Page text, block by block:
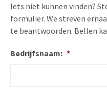
Iets niet kunnen vinden?
formulier. We streven
te beantwoorden. Bellen
Bedrijfsnaam: *
Twin Sliders
Marketing in de Zorg
Kalender maken
Klantenbinding
Contactgegevens
Duurzaamheid
Brochure downloaden